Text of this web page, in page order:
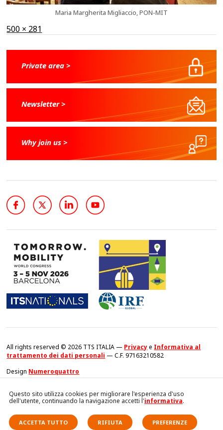
Maria Margherita Migliaccio, PON-MIT
Full
500 × 281
Private area >
Newsletter >
Why join us >
All rights reserved © 2026 TTS ITALIA — Privacye Informativa al
trattamento dei dati personali — C.F. 97163210582
Design Numeroquattro
Questo sito utilizza cookies per migliorare l'esperienza d'uso
dell'utente, continuando la navigazione accetti l'informativa.
ACCETTA TUTTO RIFIUTA PREFERENZE